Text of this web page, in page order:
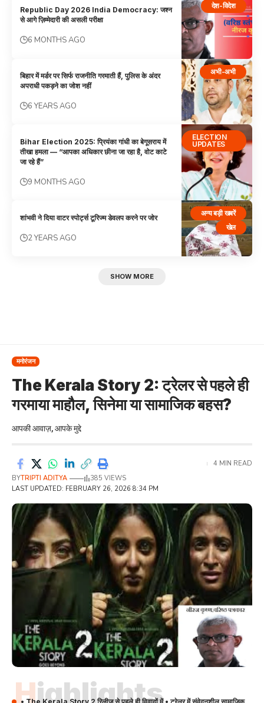
देश-विदेश
Republic Day 2026 India Democracy: जश्न
से आगे ज़िम्मेदारी की असली परीक्षा
6 MONTHS AGO
अभी-अभी
बिहार में मर्डर पर सिर्फ राजनीति गरमाती हैं, पुलिस के अंदर
अपराधी पकड़ने का जोश नहीं
6 YEARS AGO
ELECTION
UPDATES
Bihar Election 2025: प्रियंका गांधी का बेगूसराय में
तीखा हमला — “आपका अधिकार छीना जा रहा है, वोट काटे
जा रहे हैं”
9 MONTHS AGO
अन्य बड़ी खबरें
खेल
शांभवी ने दिया वाटर स्पोर्ट्स टूरिज्म डेवलप करने पर जोर
2 YEARS AGO
SHOW MORE
मनोरंजन
The Kerala Story 2: ट्रेलर से पहले ही
गरमाया माहौल, सिनेमा या सामाजिक बहस?
आपकी आवाज़, आपके मुद्दे
LAST UPDATED: FEBRUARY 26, 2026 8:34 PM
BYTRIPTI ADITYA 385 VIEWS
4 MIN READ
Highlights